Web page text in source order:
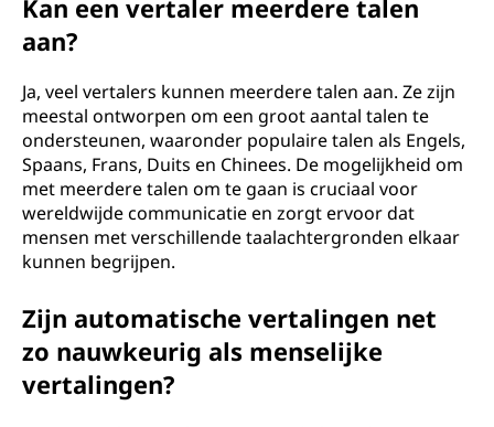
Kan een vertaler meerdere talen
aan?
Ja, veel vertalers kunnen meerdere talen aan. Ze zijn
meestal ontworpen om een groot aantal talen te
ondersteunen, waaronder populaire talen als Engels,
Spaans, Frans, Duits en Chinees. De mogelijkheid om
met meerdere talen om te gaan is cruciaal voor
wereldwijde communicatie en zorgt ervoor dat
mensen met verschillende taalachtergronden elkaar
kunnen begrijpen.
Zijn automatische vertalingen net
zo nauwkeurig als menselijke
vertalingen?